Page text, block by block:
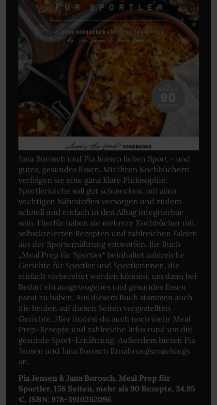
Jana Borosch und Pia Jensen lieben Sport – und
gutes, gesundes Essen. Mit ihren Kochbüchern
verfolgen sie eine ganz klare Philosophie:
Sportlerküche soll gut schmecken, mit allen
wichtigen Nährstoffen versorgen und zudem
schnell und einfach in den Alltag integrierbar
sein. Hierfür haben sie mehrere Kochbücher mit
selbstkreierten Rezepten und zahlreichen Fakten
aus der Sporternährung entworfen. Ihr Buch
„Meal Prep für Sportler“ beinhaltet zahlreiche
Gerichte für Sportler und Sportlerinnen, die
einfach vorbereitet werden können, um dann bei
Bedarf ein ausgewogenes und gesundes Essen
parat zu haben. Aus diesem Buch stammen auch
die beiden auf diesen Seiten vorgestellten
Gerichte. Hier findest du auch noch mehr Meal
Prep-Rezepte und zahlreiche Infos rund um die
gesunde Sport-Ernährung. Außerdem bieten Pia
Jensen und Jana Borosch Ernährungscoachings
an.
Pia Jensen & Jana Borosch, Meal Prep für
Sportler, 156 Seiten, mehr als 90 Rezepte, 34,95
€, ISBN: 978-3910262096